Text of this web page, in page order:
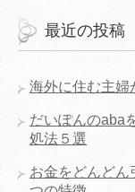
最近の投稿
海外に住む主婦
だいぽんのaba
処法５選
お金をどんどん